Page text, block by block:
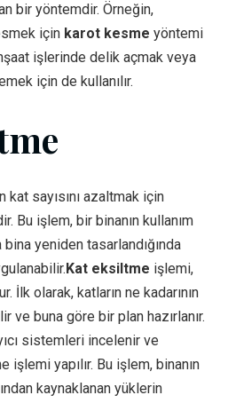
bir yöntemdir. Örneğin,
için karot kesme yöntemi
işlerinde delik açmak veya
için de kullanılır.
kat sayısını azaltmak için
Bu işlem, bir binanın kullanım
yeniden tasarlandığında
Kat eksiltme işlemi,
İlk olarak, katların ne kadarının
ve buna göre bir plan hazırlanır.
sistemleri incelenir ve
yapılır. Bu işlem, binanın
kaynaklanan yüklerin